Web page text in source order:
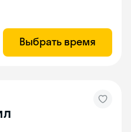
Выбрать время